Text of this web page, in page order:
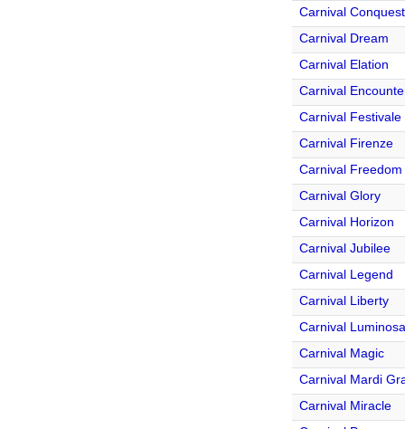
Carnival Conquest
Carnival Dream
Carnival Elation
Carnival
Carnival Festivale
Carnival Firenze
Carnival Freedom
Carnival Glory
Carnival Horizon
Carnival Jubilee
Carnival Legend
Carnival Liberty
Carnival Luminosa
Carnival Magic
Carnival Mardi
Carnival Miracle